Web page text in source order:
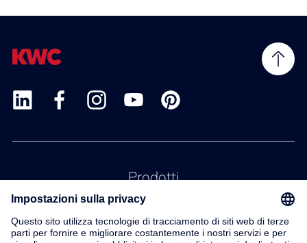
Prodotti
Servizio
Contatto